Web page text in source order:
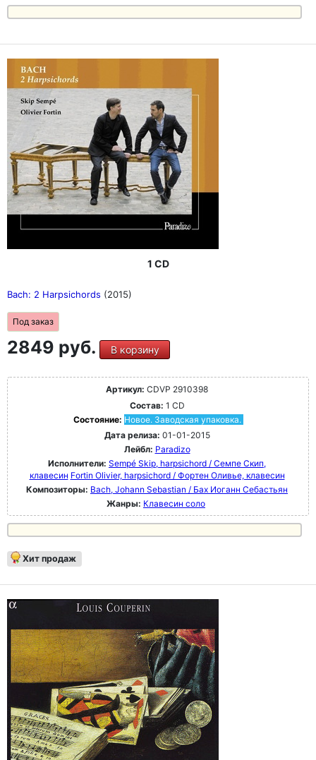
1 CD
Bach: 2 Harpsichords (2015)
Под заказ
2849 руб. В корзину
Артикул: CDVP 2910398
Состав: 1 CD
Состояние: Новое. Заводская упаковка.
Дата релиза: 01-01-2015
Лейбл: Paradizo
Исполнители: Sempé Skip, harpsichord / Семпе Скип,
клавесин Fortin Olivier, harpsichord / Фортен Оливье, клавесин
Композиторы: Bach, Johann Sebastian / Бах Иоганн Себастьян
Жанры: Клавесин соло
Хит продаж